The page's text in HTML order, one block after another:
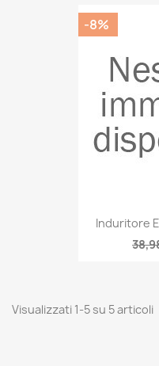
Induritore
-8%
Visualizzati 1-5 su 5 articoli